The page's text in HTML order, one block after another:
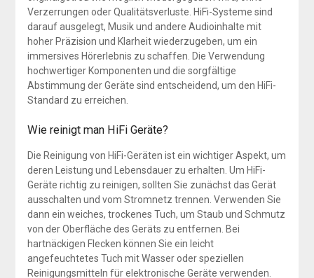
Verzerrungen oder Qualitätsverluste. HiFi-Systeme sind
darauf ausgelegt, Musik und andere Audioinhalte mit
hoher Präzision und Klarheit wiederzugeben, um ein
immersives Hörerlebnis zu schaffen. Die Verwendung
hochwertiger Komponenten und die sorgfältige
Abstimmung der Geräte sind entscheidend, um den HiFi-
Standard zu erreichen.
Wie reinigt man HiFi Geräte?
Die Reinigung von HiFi-Geräten ist ein wichtiger Aspekt, um
deren Leistung und Lebensdauer zu erhalten. Um HiFi-
Geräte richtig zu reinigen, sollten Sie zunächst das Gerät
ausschalten und vom Stromnetz trennen. Verwenden Sie
dann ein weiches, trockenes Tuch, um Staub und Schmutz
von der Oberfläche des Geräts zu entfernen. Bei
hartnäckigen Flecken können Sie ein leicht
angefeuchtetes Tuch mit Wasser oder speziellen
Reinigungsmitteln für elektronische Geräte verwenden.